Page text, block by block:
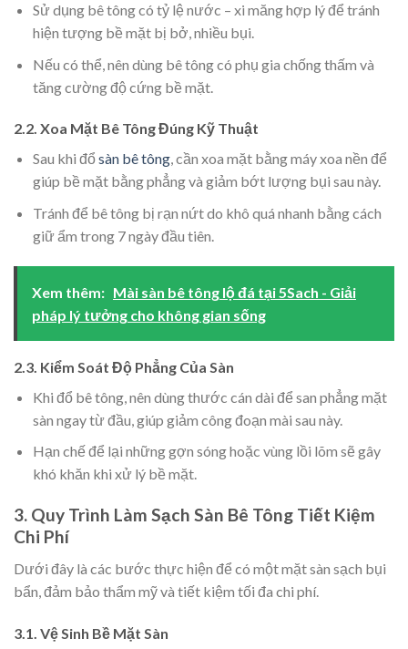
Sử dụng bê tông có tỷ lệ nước – xi măng hợp lý để tránh
hiện tượng bề mặt bị bở, nhiều bụi.
Nếu có thể, nên dùng bê tông có phụ gia chống thấm và
tăng cường độ cứng bề mặt.
2.2. Xoa Mặt Bê Tông Đúng Kỹ Thuật
Sau khi đổsàn bê tông, cần xoa mặt bằng máy xoa nền để
giúp bề mặt bằng phẳng và giảm bớt lượng bụi sau này.
Tránh để bê tông bị rạn nứt do khô quá nhanh bằng cách
giữ ẩm trong 7 ngày đầu tiên.
Xem thêm: Mài sàn bê tông lộ đá tại 5Sach - Giải
pháp lý tưởng cho không gian sống
2.3. Kiểm Soát Độ Phẳng Của Sàn
Khi đổ bê tông, nên dùng thước cán dài để san phẳng mặt
sàn ngay từ đầu, giúp giảm công đoạn mài sau này.
Hạn chế để lại những gợn sóng hoặc vùng lồi lõm sẽ gây
khó khăn khi xử lý bề mặt.
3. Quy Trình Làm Sạch Sàn Bê Tông Tiết Kiệm
Chi Phí
Dưới đây là các bước thực hiện để có một mặt sàn sạch bụi
bẩn, đảm bảo thẩm mỹ và tiết kiệm tối đa chi phí.
3.1. Vệ Sinh Bề Mặt Sàn